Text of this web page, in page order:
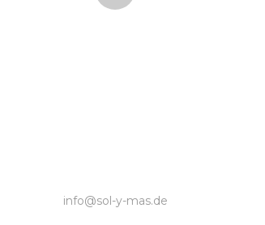
info@sol-y-mas.de